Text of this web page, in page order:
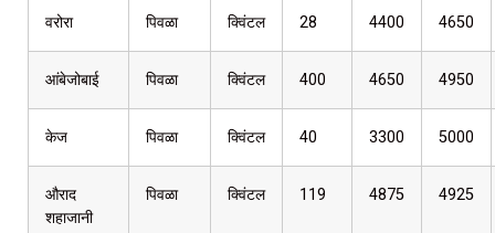
वरोरा पिवळा क्विंटल 28 4400 4650
आंबेजोबाई पिवळा क्विंटल 400 4650 4950
केज पिवळा क्विंटल 40 3300 5000
औराद
शहाजानी
पिवळा क्विंटल 119 4875 4925